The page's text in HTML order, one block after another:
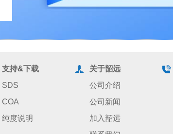
支持&下载
SDS
COA
纯度说明
关于韶远
公司介绍
公司新闻
加入韶远